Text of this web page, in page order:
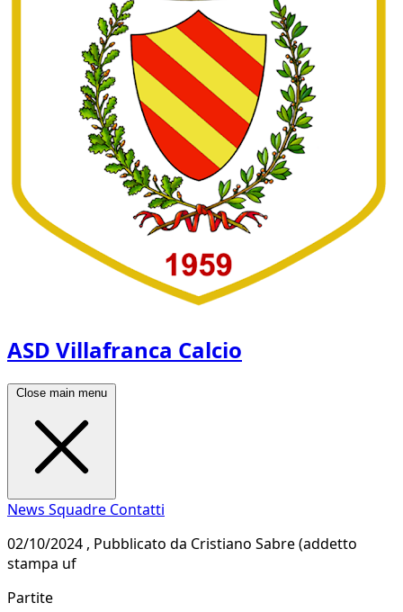
ASD Villafranca Calcio
Close main menu
News Squadre Contatti
02/10/2024 , Pubblicato da Cristiano Sabre (addetto
stampa uf
Partite